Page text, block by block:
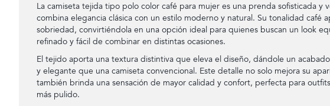
La camiseta tejida tipo polo color café para mujer es una prenda sofisticada y
combina elegancia clásica con un estilo moderno y natural. Su tonalidad café
sobriedad, convirtiéndola en una opción ideal para quienes buscan un look
refinado y fácil de combinar en distintas ocasiones.
El tejido aporta una textura distintiva que eleva el diseño, dándole un
y elegante que una camiseta convencional. Este detalle no solo mejora su
también brinda una sensación de mayor calidad y confort, perfecta para
más pulido.